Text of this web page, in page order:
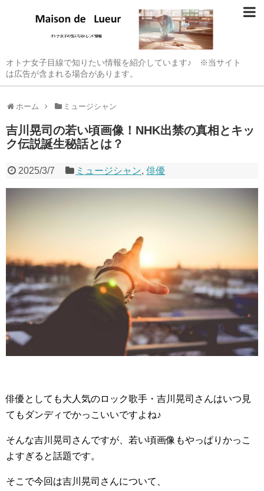
オトナ女子目線で知りたい情報を紹介しています♪ ※当サイト
は広告が含まれる場合があります。
ホーム ミュージシャン
吉川晃司の若い頃画像！NHK出禁の真相とキッ
ク伝説誕生秘話とは？
2025/3/7 ミュージシャン,俳優
俳優としても大人気のロック歌手・吉川晃司さんはいつ見
てもダンディでかっこいいですよね♪
そんな吉川晃司さんですが、若い頃画像もやっぱりかっこ
よすぎると話題です。
そこで今回は吉川晃司さんについて、